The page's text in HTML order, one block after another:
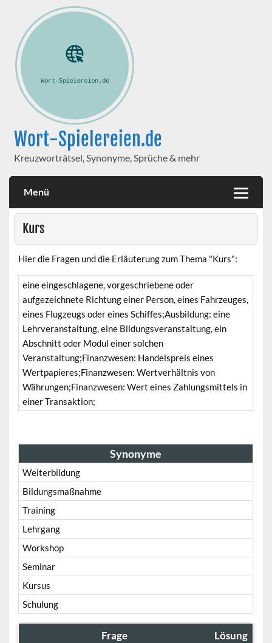
Wort-Spielereien.de
Kreuzworträtsel, Synonyme, Sprüche & mehr
Menü
Kurs
Hier die Fragen und die Erläuterung zum Thema "Kurs":
eine eingeschlagene, vorgeschriebene oder
aufgezeichnete Richtung einer Person, eines Fahrzeuges,
eines Flugzeugs oder eines Schiffes;Ausbildung: eine
Lehrveranstaltung, eine Bildungsveranstaltung, ein
Abschnitt oder Modul einer solchen
Veranstaltung;Finanzwesen: Handelspreis eines
Wertpapieres;Finanzwesen: Wertverhältnis von
Währungen;Finanzwesen: Wert eines Zahlungsmittels in
einer Transaktion;
Synonyme
Weiterbildung
Bildungsmaßnahme
Training
Lehrgang
Workshop
Seminar
Kursus
Schulung
Frage Lösung